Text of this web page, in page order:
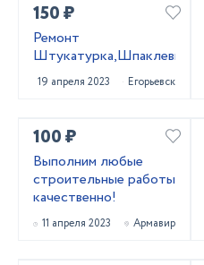
150 ₽
Ремонт
19 апреля 2023 Егорьевск
100 ₽
Выполним любые
строительные работы
качественно!
11 апреля 2023 Армавир